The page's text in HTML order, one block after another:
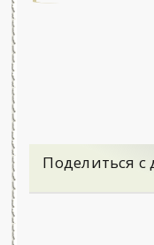
Поделиться с